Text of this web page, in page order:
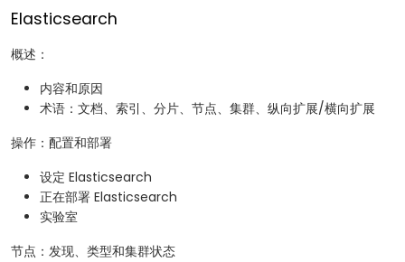
Elasticsearch
概述：
内容和原因
术语：文档、索引、分片、节点、集群、纵向扩展/横向扩展
操作：配置和部署
设定 Elasticsearch
正在部署 Elasticsearch
实验室
节点：发现、类型和集群状态